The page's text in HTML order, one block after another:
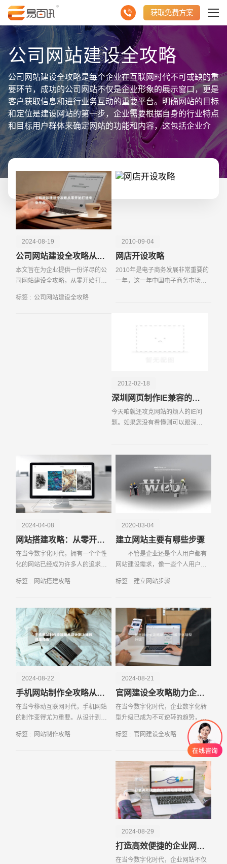
获取免费方案
公司网站建设全攻略
公司网站建设全攻略是每个企业在互联网时代不可或缺的重
要环节，成功的公司网站不仅是企业形象的展示窗口，更是
客户获取信息和进行业务互动的重要平台。明确网站的目标
和定位是建设网站的第一步，企业需要根据自身的行业特点
和目标用户群体来确定网站的功能和内容，这包括企业介
绍、产品展示、客户服务、新闻动态等模块。接下来，域名
的选择和注册至关重要，域名要简短易记，最好能体现企业
的品牌和业务特点。网站的设计和布局也是关键，视觉效果
和用户体验直接影响到访客的停留时间和转化率，简洁大方
的设计风格、合理的色彩搭配和清晰的导航结构能够提升用
户的满意度。内容管理系统（CMS）的选择也是不容忽视
的环节，优秀的CMS可以帮助企业高效地管理和更新网站
内容，常见的CMS有WordPress、Joomla、Drupal等。网
可见性和流量。移动端的适配也是现代网站建设不可忽略的
一部分，随着移动互联网的普及，响应式设计能够确保网站
在各种设备上都能有良好的展示效果。数据分析和监控是网
站运营的重要工具，通过Google Analytics等工具，企业可
全面考虑和精心策划，才能打造一个高效、专业、安全的企
业网站，从而在激烈的市场竞争中脱颖而出。
2024-08-19
公司网站建设全攻略从零开始打造专业平台
本文旨在为企业提供一份详尽的公
司网站建设全攻略，从零开始打造
个方面进行详细阐述，包括需求分
标签 : 公司网站建设全攻略
2010-09-04
网店开设攻略
2010年是电子商务发展非常重要的
一年，这一年中国电子商务市场交
2012-02-18
深圳网页制作IE兼容的的全面攻略
今天咱就还攻克网站的烦人的IE问
题。如果您没有看懂则可以跟深圳
padding 后会导致 width 和 height
2020-03-04
建立网站主要有哪些步骤
不管是企业还是个人用户都有
网站建设需求，像一些个人用户就
攻略网站，如果网站人流量大，他
标签 : 建立网站步骤
2024-04-08
网站搭建攻略：从零开始打造个性化网站
在当今数字化时代，拥有一个个性
化的网站已经成为许多人的追求。
子商务平台，一个独特的网站能够
标签 : 网站搭建攻略
2024-08-21
官网建设全攻略助力企业数字化转型升级
在当今数字化时代，企业数字化转
型升级已成为不可逆转的趋势，而
官网建设作为企业数字化转型的一
项重要举措，起到了至关重要的作
标签 : 官网建设全攻略
2024-08-22
手机网站制作全攻略从设计到上线的详细指南
在当今移动互联网时代，手机网站
的制作变得尤为重要。从设计到上
多个步骤和环节的精心打磨。本文
标签 : 网站制作攻略
2024-08-29
打造高效便捷的企业网站建设全攻略
在当今数字化时代，企业网站不仅
电话 微信号